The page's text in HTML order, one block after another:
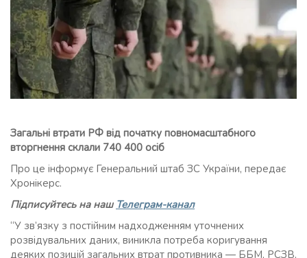
Загальні втрати РФ від початку повномасштабного
вторгнення склали 740 400 осіб
Про це інформує Генеральний штаб ЗС України, передає
Хронікерс.
Підписуйтесь на наш Телеграм-канал
“У зв’язку з постійним надходженням уточнених
розвідувальних даних, виникла потреба коригування
деяких позицій загальних втрат противника — ББМ, РСЗВ,